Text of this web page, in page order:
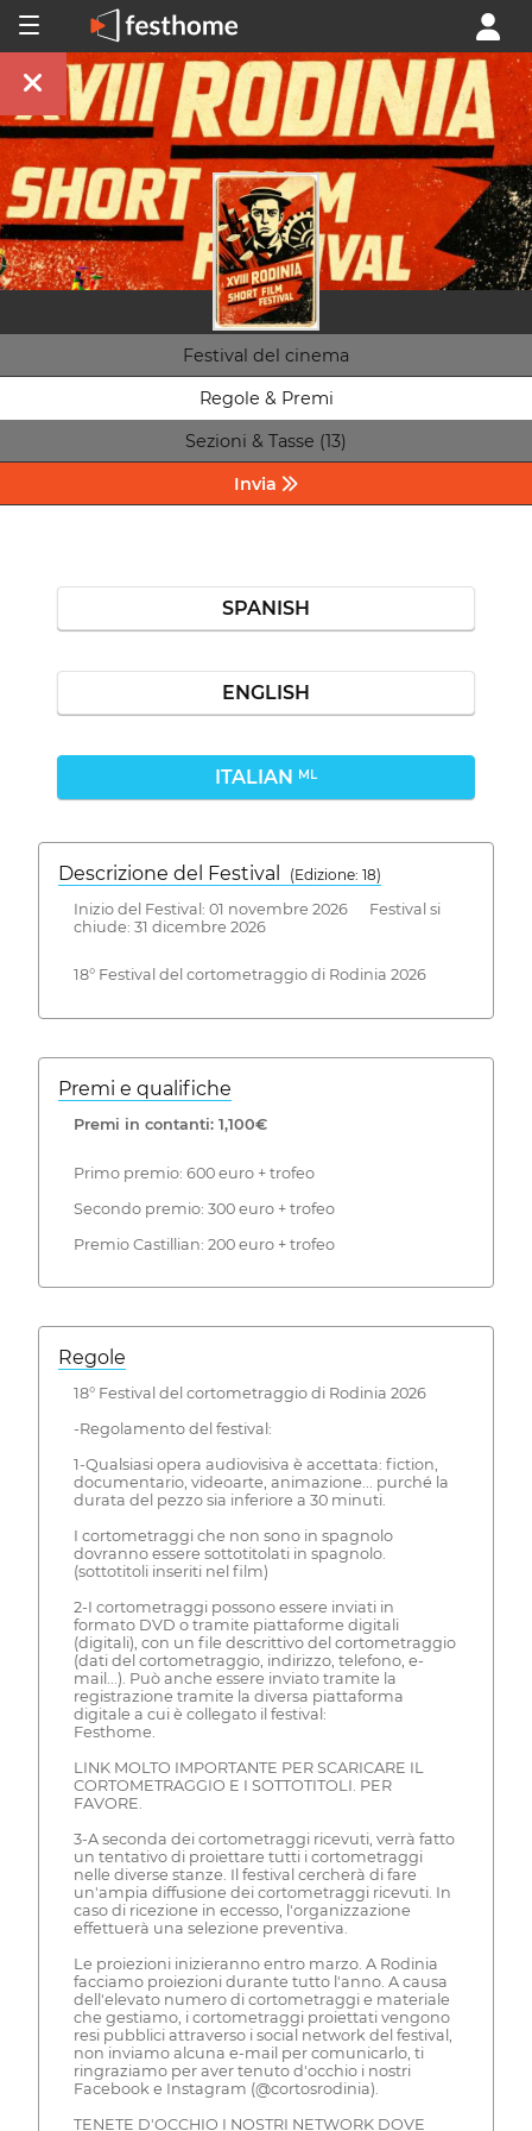
Festival del cinema
Regole & Premi
Sezioni & Tasse (13)
Invia
SPANISH
ENGLISH
ITALIAN ML
Descrizione del Festival
( Edizione: 18)
Inizio del Festival: 01 novembre 2026 Festival si
chiude: 31 dicembre 2026
18° Festival del cortometraggio di Rodinia 2026
Premi e qualifiche
Premi in contanti: 1,100€
Primo premio: 600 euro + trofeo
Secondo premio: 300 euro + trofeo
Premio Castillian: 200 euro + trofeo
Regole
18° Festival del cortometraggio di Rodinia 2026
-Regolamento del festival:
1-Qualsiasi opera audiovisiva è accettata: fiction,
documentario, videoarte, animazione... purché la
durata del pezzo sia inferiore a 30 minuti.
I cortometraggi che non sono in spagnolo
dovranno essere sottotitolati in spagnolo.
(sottotitoli inseriti nel film)
2-I cortometraggi possono essere inviati in
formato DVD o tramite piattaforme digitali
(digitali), con un file descrittivo del cortometraggio
(dati del cortometraggio, indirizzo, telefono, e-
mail...). Può anche essere inviato tramite la
registrazione tramite la diversa piattaforma
digitale a cui è collegato il festival:
Festhome.
LINK MOLTO IMPORTANTE PER SCARICARE IL
CORTOMETRAGGIO E I SOTTOTITOLI. PER
FAVORE.
3-A seconda dei cortometraggi ricevuti, verrà fatto
un tentativo di proiettare tutti i cortometraggi
nelle diverse stanze. Il festival cercherà di fare
un'ampia diffusione dei cortometraggi ricevuti. In
caso di ricezione in eccesso, l'organizzazione
effettuerà una selezione preventiva.
Le proiezioni inizieranno entro marzo. A Rodinia
facciamo proiezioni durante tutto l'anno. A causa
dell'elevato numero di cortometraggi e materiale
che gestiamo, i cortometraggi proiettati vengono
resi pubblici attraverso i social network del festival,
non inviamo alcuna e-mail per comunicarlo, ti
ringraziamo per aver tenuto d'occhio i nostri
Facebook e Instagram (@cortosrodinia).
TENETE D'OCCHIO I NOSTRI NETWORK DOVE